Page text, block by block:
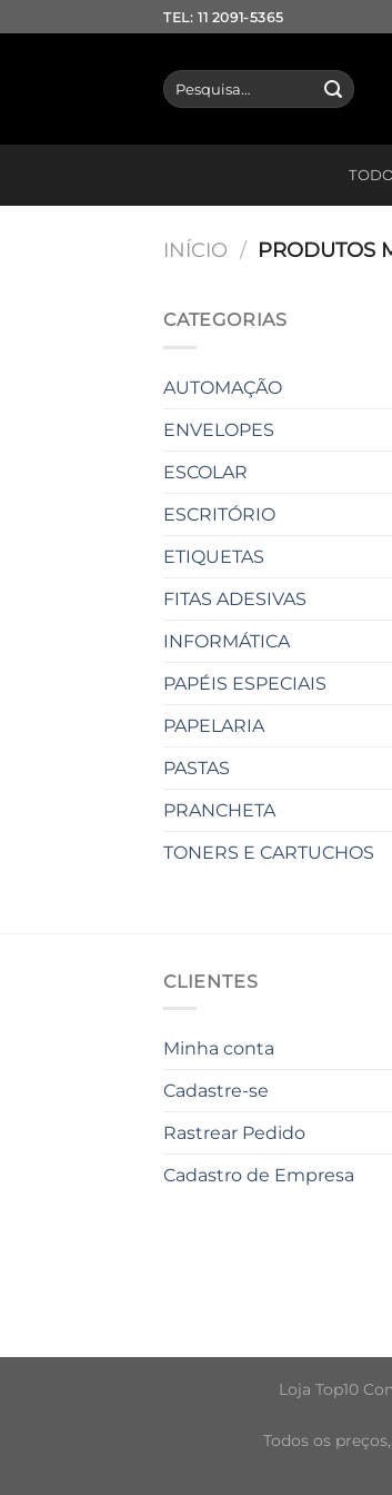
to
TEL: 11 2091-5365
Pesquisar
por:
INÍCIO / PRODUTOS
CATEGORIAS
AUTOMAÇÃO
ENVELOPES
ESCOLAR
ESCRITÓRIO
ETIQUETAS
FITAS ADESIVAS
INFORMÁTICA
PAPÉIS ESPECIAIS
PAPELARIA
PASTAS
PRANCHETA
TONERS E CARTUCHOS
CLIENTES
Minha conta
Cadastre-se
Rastrear Pedido
Cadastro de Empresa
Loja Top10
Todos os